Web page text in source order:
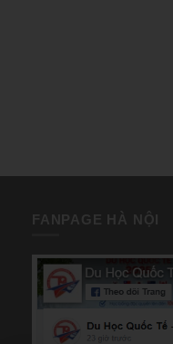
FANPAGE HÀ NỘI